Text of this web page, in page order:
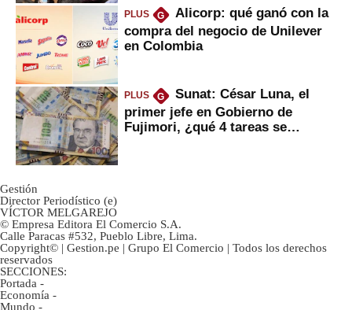
PLUS G
Alicorp: qué ganó con la
compra del negocio de Unilever
en Colombia
PLUS G
Sunat: César Luna, el
primer jefe en Gobierno de
Fujimori, ¿qué 4 tareas se
Gestión
Director Periodístico (e)
VÍCTOR MELGAREJO
© Empresa Editora El Comercio S.A.
Calle Paracas #532, Pueblo Libre, Lima.
Copyright© | Gestion.pe | Grupo El Comercio | Todos los derechos
reservados
SECCIONES:
Portada -
Economía -
Mundo -